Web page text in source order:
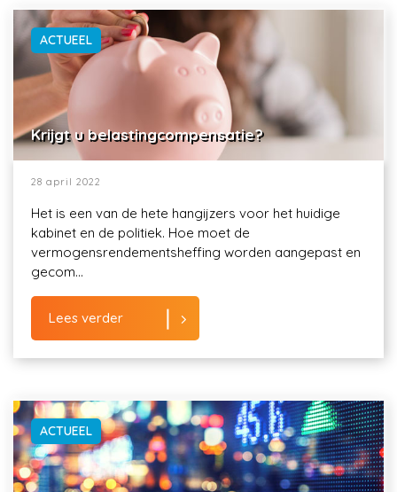
ACTUEEL
Krijgt u belastingcompensatie?
28 april 2022
Het is een van de hete hangijzers voor het huidige
kabinet en de politiek. Hoe moet de
vermogensrendementsheffing worden aangepast en
gecom...
Lees verder
ACTUEEL